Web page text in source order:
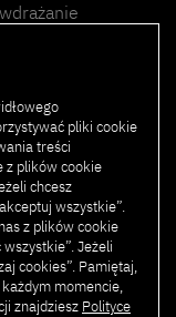
zastępca
i Historia WP.
serwisów
badania nad
przeciw
pliki cookie
treści
z plików cookie
chcesz
wszystkie”.
z plików cookie
Jeżeli
cookies”. Pamiętaj,
momencie,
znajdziesz Polityce